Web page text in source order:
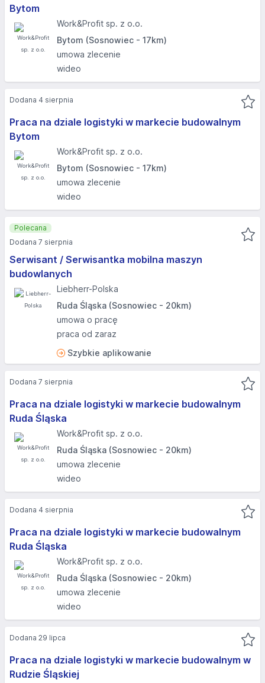
Bytom
Work&Profit sp. z o.o.
Bytom (Sosnowiec - 17km)
umowa zlecenie
wideo
Praca na dziale logistyki w markecie budowalnym
Bytom
Work&Profit sp. z o.o.
Bytom (Sosnowiec - 17km)
umowa zlecenie
wideo
Dodana 4 sierpnia
Serwisant / Serwisantka mobilna maszyn
budowlanych
Liebherr-Polska
Ruda Śląska (Sosnowiec - 20km)
umowa o pracę
praca od zaraz
Szybkie aplikowanie
Polecana
Dodana 7 sierpnia
Praca na dziale logistyki w markecie budowalnym
Ruda Śląska
Work&Profit sp. z o.o.
Ruda Śląska (Sosnowiec - 20km)
umowa zlecenie
wideo
Dodana 7 sierpnia
Praca na dziale logistyki w markecie budowalnym
Ruda Śląska
Work&Profit sp. z o.o.
Ruda Śląska (Sosnowiec - 20km)
umowa zlecenie
wideo
Dodana 4 sierpnia
Praca na dziale logistyki w markecie budowalnym w
Rudzie Śląskiej
Dodana 29 lipca